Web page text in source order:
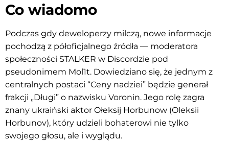
Co wiadomo
Podczas gdy deweloperzy milczą, nowe informacje
pochodzą z półoficjalnego źródła — moderatora
społeczności STALKER w Discordzie pod
pseudonimem Mol1t. Dowiedziano się, że jednym z
centralnych postaci “Ceny nadziei” będzie generał
frakcji „Długi” o nazwisku Voronin. Jego rolę zagra
znany ukraiński aktor Ołeksij Horbunow (Oleksii
Horbunov), który udzieli bohaterowi nie tylko
swojego głosu, ale i wyglądu.